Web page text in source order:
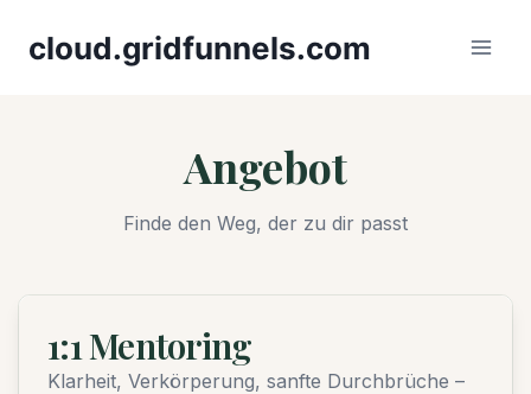
cloud.gridfunnels.com
Angebot
Finde den Weg, der zu dir passt
1:1 Mentoring
Klarheit, Verkörperung, sanfte Durchbrüche –